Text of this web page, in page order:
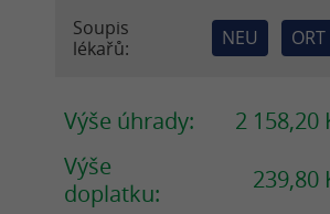
Soupis
lékařů:
NEU ORT
Výše úhrady: 2 158,20
Výše
doplatku:
239,80